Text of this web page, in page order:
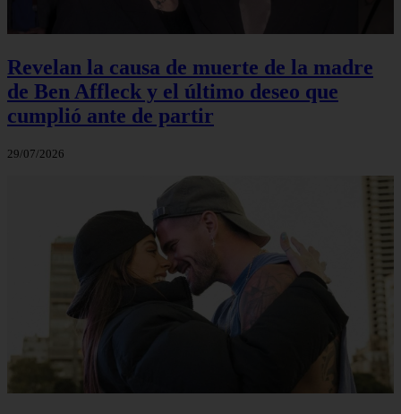
Revelan la causa de muerte de la madre
de Ben Affleck y el último deseo que
cumplió ante de partir
29/07/2026